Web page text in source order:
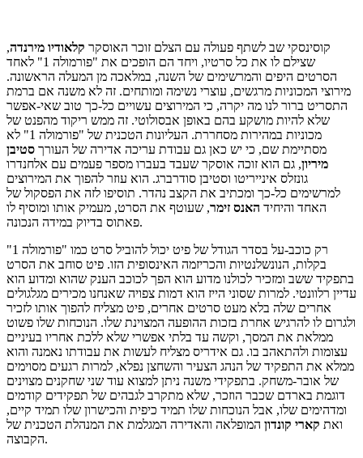
קוסינסקי שב לשתף פעולה עם הצלם זוכר האוסקר קלאודיו מירנדה,
שצילם לו את כל סרטיו, ויחד הם הופכים את "פורמולה 1" לאחד
הסרטים היפים והמרשימים של השנה, במלאכה מן המעלה הראשונה.
מירוצי המכוניות מרגשים, עוצרי נשימה ומותחים. זה לא משנה אם ברמת
התסריט ברור לנו מה יקרה, כי המירוצים עשויים כל-כך טוב שאי-אפשר
שלא להיות מושקע בהם באופן אבסולוטי. זה ממש ריקוד מהפנט של
מכוניות במהירות מסחררת. העליונות הטכנית של "פורמולה 1" לא
מסתיימת שם, כי יש כאן גם עבודת עריכה אדירה של העורך סטיבן
מיריון, גם הוא זוכה אוסקר שעבד בעברו מספר פעמים עם אלחנדרו
גונזלס אינייריטו וסטיבן סודרברג. הוא עוזר להפוך את המירוצים
למרשימים כל-כך ומכתיב את הקצב נהדר. תוסיפו לזה את הפסקול של
האחד והיחיד האנס זימר, שעוטף את הסרט, מעמיק אותו ומוסיף לו
פאתוס בדיוק במידה הנכונה.
רק כוכב-על בסדר הגודל של פיט יכול להוביל סרט כמו "פורמולה 1"
בקלות, הנונשלנטיות והכריזמה האינסופית הזו. פיט סוחב את הסרט
בתפקיד ששב ומזכיר לכולנו מדוע הוא הפך לכוכב הענק שהוא ומדוע הוא
עדיין רלוונטי. למרות שסוני הייז הוא דמות צפויה שאנחנו מכירים מגלגולים
אחרים שלה בלא מעט סרטים אחרים, פיט מצליח להפוך אותו לזכיר
ולגרום לו להרגיש אחרת בזכות ההופעה המצוינת שלו. הנוכחות שלו פשוט
ממלאת את המסך, וקשה עד בלתי אפשרי שלא ללכת אחריו בעיניים
עצומות ולהתאהב בו. גם אידריס מצליח לעשות את עבודתו נאמנה והוא
ממלא את התפקיד של הנהג הצעיר והשחצן נפלא, למרות רגעים מסוימים
של אובר-משחק. בתפקידי משנה ניתן למצוא עוד שני שחקנים מצוינים
דוגמת בארדם שכבר הוזכר, שלא מתקרב לגבהים של תפקידים קודמים
ומדהימים שלו, אבל הנוכחות שלו תמיד כיפית והכישרון שלו תמיד קיים,
ואת קארי קונדון המופלאה והאדירה המגלמת את המנהלת הטכנית של
הקבוצה.